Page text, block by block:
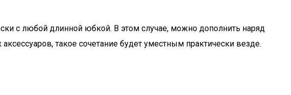
с любой длинной юбкой. В этом случае, можно дополнить наряд
такое сочетание будет уместным практически везде.